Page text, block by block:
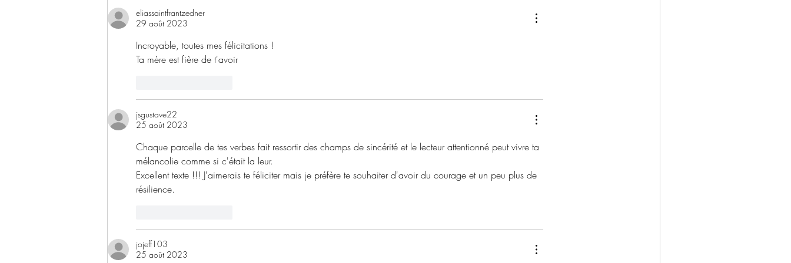
Ostineliassaintfrantzedner
29 août 2023
Incroyable, toutes mes félicitations !
Ta mère est fière de t'avoir
jsgustave22
25 août 2023
Chaque parcelle de tes verbes fait ressortir des champs de sincérité et le lecteur attentionné peut vivre ta
mélancolie comme si c'était la leur.
Excellent texte !!! J'aimerais te féliciter mais je préfère te souhaiter d'avoir du courage et un peu plus de
résilience.
jojeff103
25 août 2023